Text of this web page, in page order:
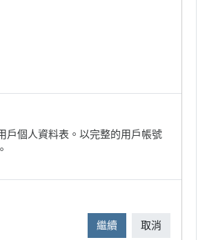
戶個人資料表。以完整的用戶帳號
繼續 取消